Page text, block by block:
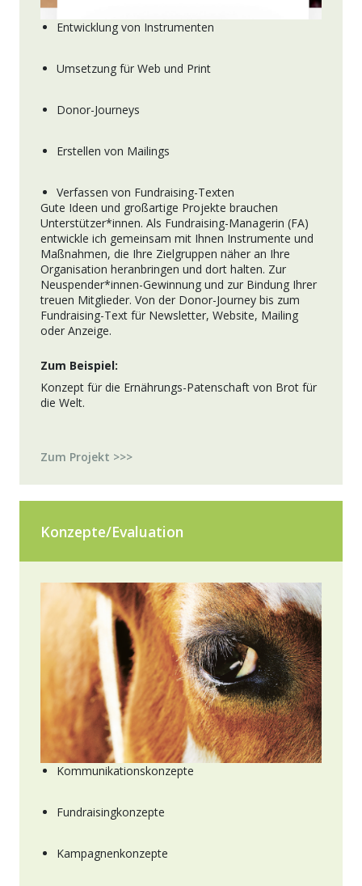
Entwicklung von Instrumenten
Umsetzung für Web und Print
Donor-Journeys
Erstellen von Mailings
Verfassen von Fundraising-Texten
Gute Ideen und großartige Projekte brauchen
Unterstützer*innen. Als Fundraising-Managerin (FA)
entwickle ich gemeinsam mit Ihnen Instrumente und
Maßnahmen, die Ihre Zielgruppen näher an Ihre
Organisation heranbringen und dort halten. Zur
Neuspender*innen-Gewinnung und zur Bindung Ihrer
treuen Mitglieder. Von der Donor-Journey bis zum
Fundraising-Text für Newsletter, Website, Mailing
oder Anzeige.
Zum Beispiel:
Konzept für die Ernährungs-Patenschaft von Brot für
die Welt.
Zum Projekt >>>
Konzepte/Evaluation
Kommunikationskonzepte
Fundraisingkonzepte
Kampagnenkonzepte